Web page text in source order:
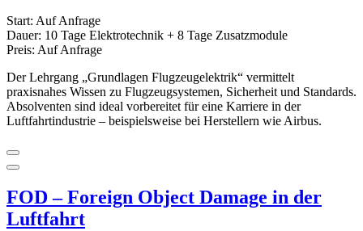
Start: Auf Anfrage
Dauer: 10 Tage Elektrotechnik + 8 Tage Zusatzmodule
Preis: Auf Anfrage
Der Lehrgang „Grundlagen Flugzeugelektrik“ vermittelt
praxisnahes Wissen zu Flugzeugsystemen, Sicherheit und Standards.
Absolventen sind ideal vorbereitet für eine Karriere in der
Luftfahrtindustrie – beispielsweise bei Herstellern wie Airbus.
FOD – Foreign Object Damage in der
Luftfahrt